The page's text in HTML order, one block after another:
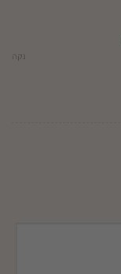
נקה